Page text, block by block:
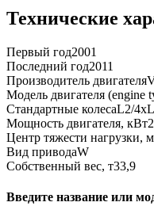
Технические
Первый год2001
Последний год2011
Производитель двигателя
Модель двигателя (engine
Стандартные колесаL2/4xL
Мощность двигателя, кВт
Центр тяжести нагрузки,
Вид приводаW
Собственный вес, т33,9
Введите название или